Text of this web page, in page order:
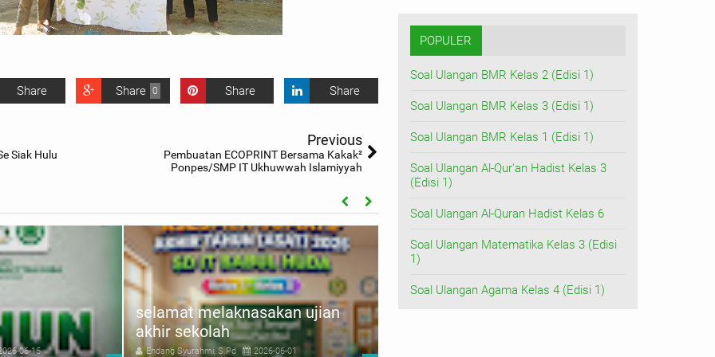
Share 0
Share Share Share
Siak Hulu
Previous
Pembuatan ECOPRINT Bersama Kakak²
Ponpes/SMP IT Ukhuwwah Islamiyyah
06-15
selamat melaknasakan ujian
akhir sekolah
Endang Syurahmi, S.Pd 2026-06-01
POPULER
Soal Ulangan BMR Kelas 2 (Edisi 1)
Soal Ulangan BMR Kelas 3 (Edisi 1)
Soal Ulangan BMR Kelas 1 (Edisi 1)
Soal Ulangan Al-Qur'an Hadist Kelas 3
(Edisi 1)
Soal Ulangan Al-Quran Hadist Kelas 6
Soal Ulangan Matematika Kelas 3 (Edisi
1)
Soal Ulangan Agama Kelas 4 (Edisi 1)